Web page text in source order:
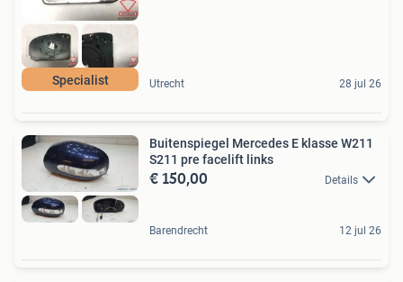
Specialist Utrecht 28 jul 26
Buitenspiegel Mercedes E klasse W211
S211 pre facelift links
€ 150,00 Details
Barendrecht 12 jul 26